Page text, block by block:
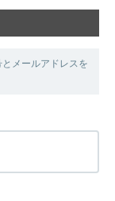
メールアドレスを